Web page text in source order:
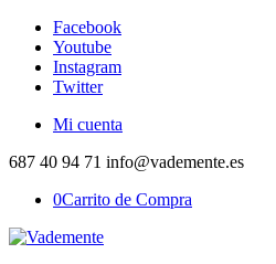
Facebook
Youtube
Instagram
Twitter
Mi cuenta
687 40 94 71 info@vademente.es
0Carrito de Compra